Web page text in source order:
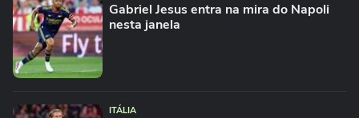
Gabriel Jesus entra na mira do Napoli
nesta janela
ITÁLIA